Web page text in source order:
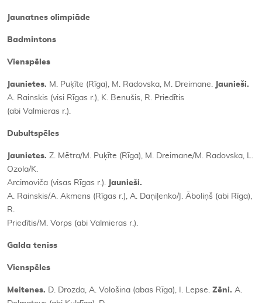
Jaunatnes olimpiāde
Badmintons
Vienspēles
Jaunietes. M. Puķīte (Rīga), M. Radovska, M. Dreimane.
Jaunieši.
A. Rainskis (visi Rīgas r.), K. Benušis, R. Priedītis
(abi Valmieras r.).
Dubultspēles
Jaunietes. Z. Mētra/M. Puķīte (Rīga), M. Dreimane/M. Radovska, L.
Ozola/K.
Arcimoviča (visas Rīgas r.).
Jaunieši.
A. Rainskis/A. Akmens (Rīgas r.), A. Daņiļenko/J. Āboliņš (abi Rīga),
R.
Priedītis/M. Vorps (abi Valmieras r.).
Galda teniss
Vienspēles
Meitenes. D. Drozda, A. Vološina (abas Rīga), I. Lepse. Zēni. A.